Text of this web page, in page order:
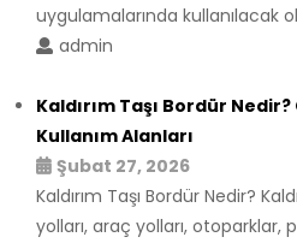
uygulamalarında kullanılacak
admin
Kaldırım Taşı Bordür
Kullanım Alanları
Şubat 27, 2026
Kaldırım Taşı Bordür Nedir?
yolları, araç yolları, otoparklar,